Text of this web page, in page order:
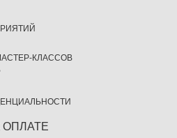
КЛАССОВ